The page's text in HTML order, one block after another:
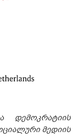
დემოკრატიის
მედიის